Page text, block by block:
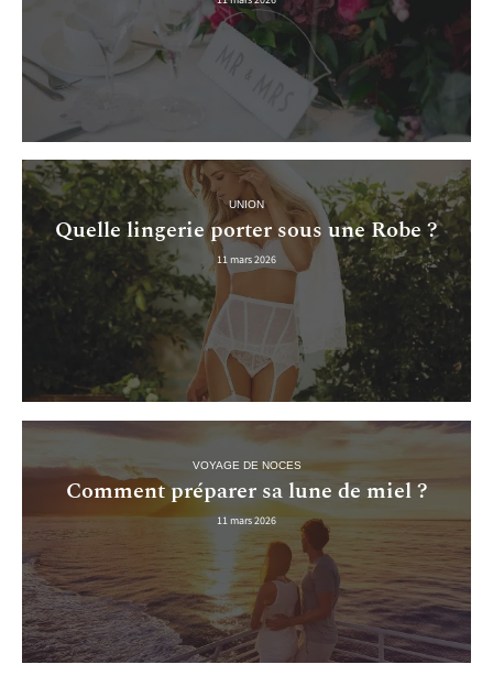
UNION
Quelle lingerie porter sous une Robe ?
11 mars 2026
VOYAGE DE NOCES
Comment préparer sa lune de miel ?
11 mars 2026